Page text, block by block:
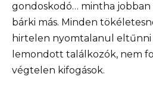
gondoskodó… mintha
bárki más. Minden
hirtelen nyomtalanul
lemondott találkozók, nem
végtelen kifogások.